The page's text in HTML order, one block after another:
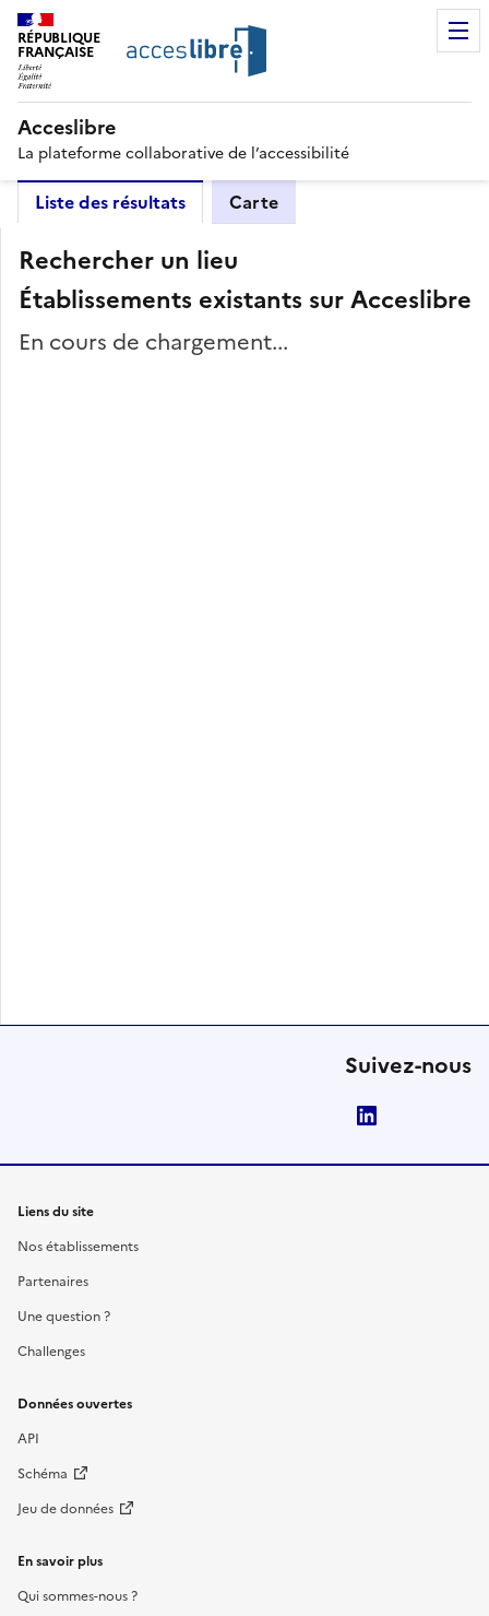
RÉPUBLIQUE
FRANÇAISE
Acceslibre
La plateforme collaborative de l’accessibilité
Liste des résultats Carte
Rechercher un lieu
Établissements existants sur Acceslibre
En cours de chargement...
Suivez-nous
Liens du site
Nos établissements
Partenaires
Une question ?
Challenges
Données ouvertes
API
Schéma
Jeu de données
En savoir plus
Qui sommes-nous ?